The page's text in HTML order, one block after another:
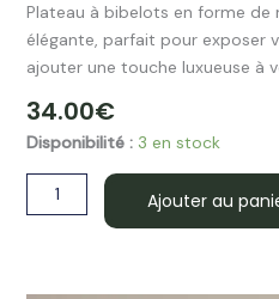
Plateau à bibelots en forme de
élégante, parfait pour exposer
ajouter une touche luxueuse à
34.00€
Disponibilité : 3 en stock
quantité
de
Plateau
Ajouter au